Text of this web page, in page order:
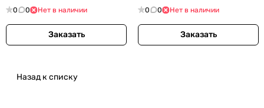
13,6кг) (243-899)
0 0 Нет в наличии
Заказать
200А; электрод 5мм; 10,8кг)
0 0 Нет в наличии
Заказать
Назад к списку